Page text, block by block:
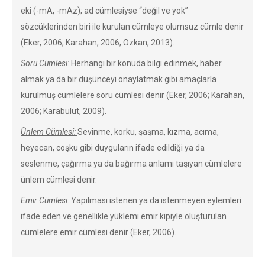
eki (-mA, -mAz); ad cümlesiyse “değil ve yok”
sözcüklerinden biri ile kurulan cümleye olumsuz cümle denir
(Eker, 2006, Karahan, 2006, Özkan, 2013).
Soru Cümlesi: Herhangi bir konuda bilgi edinmek, haber
almak ya da bir düşünceyi onaylatmak gibi amaçlarla
kurulmuş cümlelere soru cümlesi denir (Eker, 2006; Karahan,
2006; Karabulut, 2009).
Ünlem Cümlesi:Sevinme, korku, şaşma, kızma, acıma,
heyecan, coşku gibi duyguların ifade edildiği ya da
seslenme, çağırma ya da bağırma anlamı taşıyan cümlelere
ünlem cümlesi denir.
Emir Cümlesi:Yapılması istenen ya da istenmeyen eylemleri
ifade eden ve genellikle yüklemi emir kipiyle oluşturulan
cümlelere emir cümlesi denir (Eker, 2006).